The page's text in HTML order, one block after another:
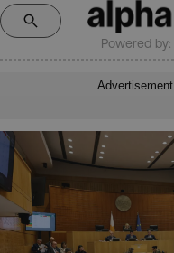
Powered by:
Advertisement